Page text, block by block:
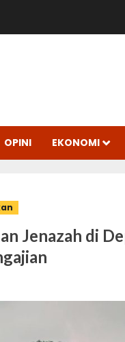
OPINI EKONOMI
Jenazah di